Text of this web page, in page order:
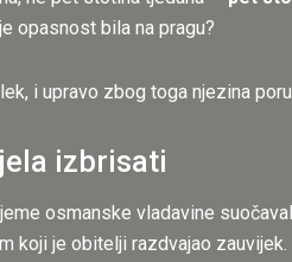
opasnost bila na pragu?
i upravo zbog toga njezina
izbrisati
osmanske vladavine
koji je obitelji razdvajao